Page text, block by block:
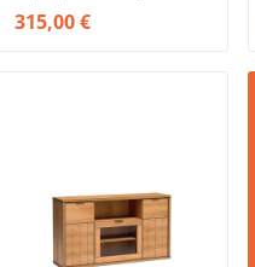
315,00 €